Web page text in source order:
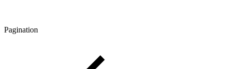
Pagination